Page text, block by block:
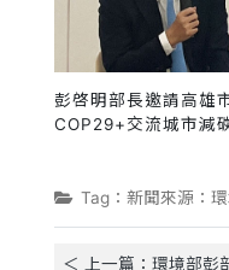
彭啓明部長邀請高雄
COP29+交流城市減
Tag：新聞來源：
＜ 上一篇：環境部彭